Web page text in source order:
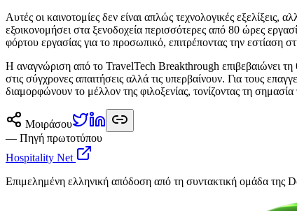
Αυτές οι καινοτομίες δεν είναι απλώς τεχνολογικές
εξοικονομήσει στα ξενοδοχεία περισσότερες από 80 ώρες
φόρτου εργασίας για το προσωπικό, επιτρέποντας την εστίαση
Η αναγνώριση από το TravelTech Breakthrough επιβεβαιώνει τη
στις σύγχρονες απαιτήσεις αλλά τις υπερβαίνουν. Για τους
διαμορφώνουν το μέλλον της φιλοξενίας, τονίζοντας τη
Μοιράσου
— Πηγή πρωτοτύπου
Hospitality Net
Επιμελημένη ελληνική απόδοση από τη συντακτική ομάδα